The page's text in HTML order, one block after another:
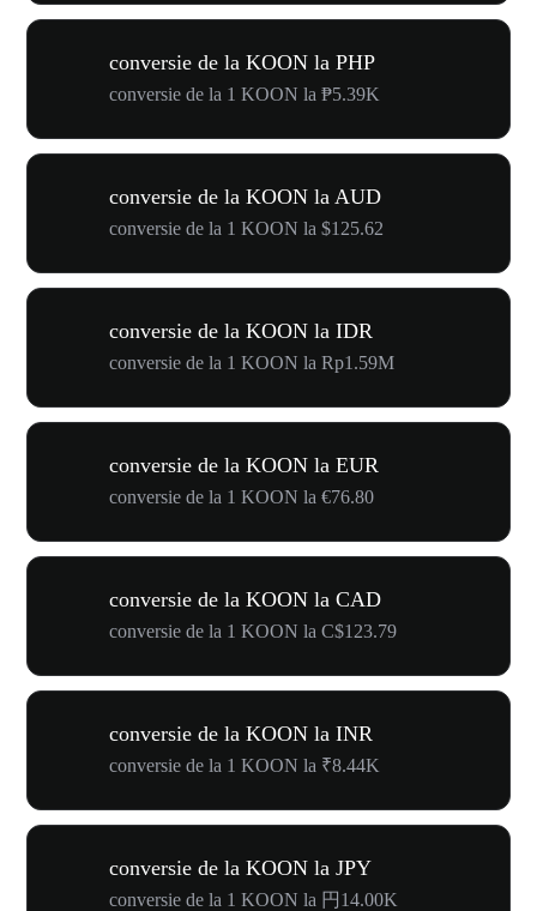
conversie de la KOON la PHP
conversie de la 1 KOON la ₱5.39K
conversie de la KOON la AUD
conversie de la 1 KOON la $125.62
conversie de la KOON la IDR
conversie de la 1 KOON la Rp1.59M
conversie de la KOON la EUR
conversie de la 1 KOON la €76.80
conversie de la KOON la CAD
conversie de la 1 KOON la C$123.79
conversie de la KOON la INR
conversie de la 1 KOON la ₹8.44K
conversie de la KOON la JPY
conversie de la 1 KOON la 円14.00K